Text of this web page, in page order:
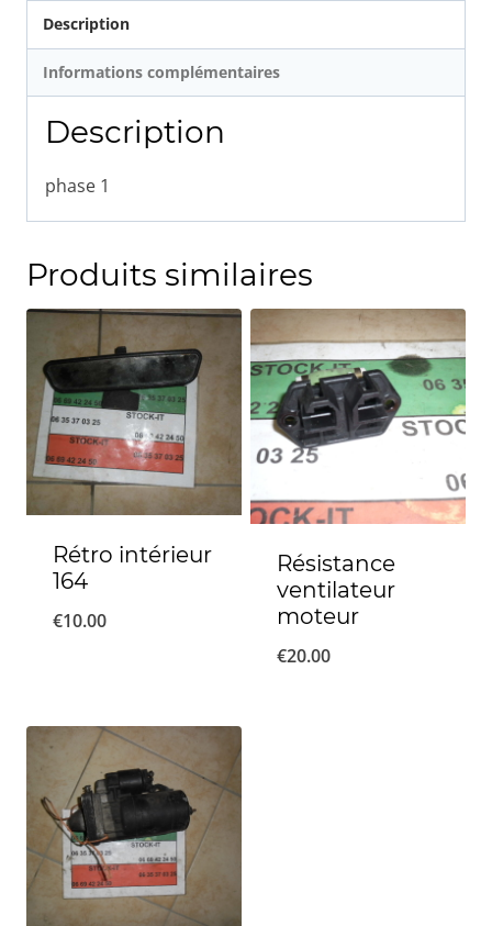
Description
Informations complémentaires
Description
phase 1
Produits similaires
Rétro intérieur
164
€10.00
Résistance
ventilateur
moteur
€20.00